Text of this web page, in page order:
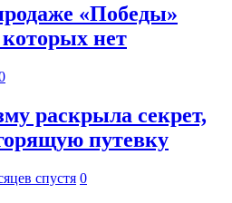
«Победы»
нет
раскрыла секрет,
путевку
спустя 0